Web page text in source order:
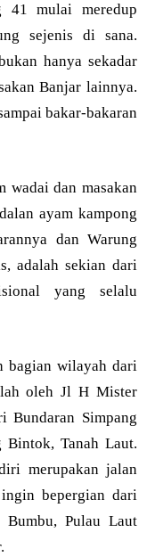
41 mulai meredup
sejenis di sana.
hanya sekadar
Banjar lainnya.
bakar-bakaran
wadai dan masakan
ayam kampong
dan Warung
adalah sekian dari
yang selalu
bagian wilayah dari
oleh Jl H Mister
Bundaran Simpang
Bintok, Tanah Laut.
merupakan jalan
bepergian dari
Bumbu, Pulau Laut